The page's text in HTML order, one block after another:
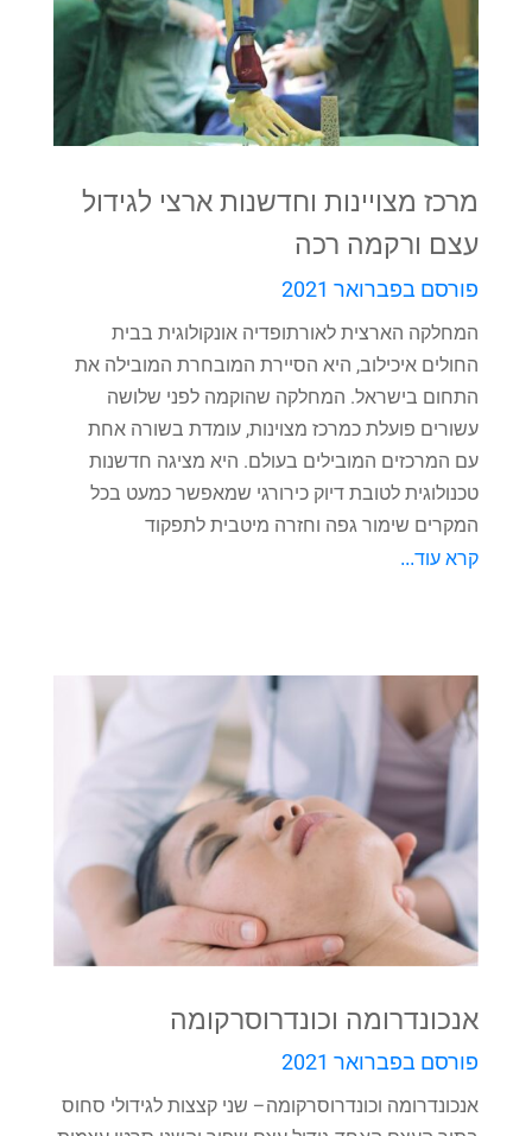
אנכונדרומה וכונדרוסרקומה
פורסם בפברואר 2021
אנכונדרומה וכונדרוסרקומה– שני קצצות לגידולי סחוס
מרכז מצויינות וחדשנות ארצי לגידול
עצם ורקמה רכה
פורסם בפברואר 2021
המחלקה הארצית לאורתופדיה אונקולוגית בבית
החולים איכילוב, היא הסיירת המובחרת המובילה את
התחום בישראל. המחלקה שהוקמה לפני שלושה
עשורים פועלת כמרכז מצוינות, עומדת בשורה אחת
עם המרכזים המובילים בעולם. היא מציגה חדשנות
טכנולוגית לטובת דיוק כירורגי שמאפשר כמעט בכל
המקרים שימור גפה וחזרה מיטבית לתפקוד
קרא עוד...